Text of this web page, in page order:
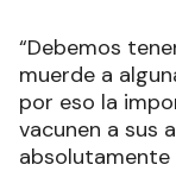
“Debemos
muerde a
por eso la
vacunen a sus
absolutamente